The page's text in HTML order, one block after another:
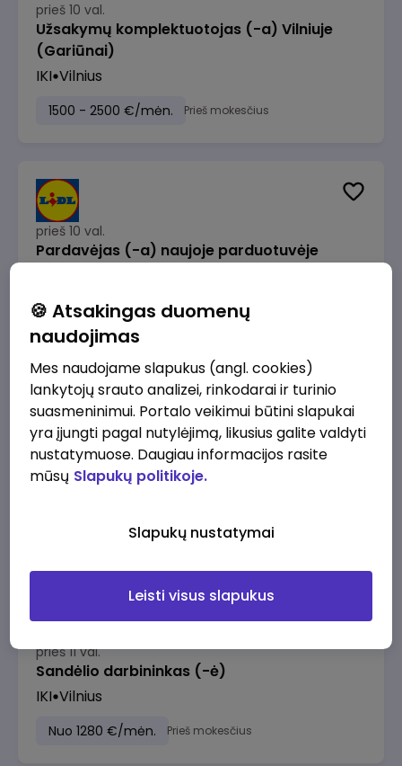
prieš 10 val.
Užsakymų komplektuotojas (-a) Vilniuje
(Gariūnai)
IKI Vilnius
1500 - 2500 €/mėn. Prieš mokesčius
prieš 10 val.
Pardavėjas (-a) naujoje parduotuvėje
1715 - 2170 €/mėn.
prieš 10 val.
Darbo užmokesčio buhalteris(ė)
3000 - 3650 €/mėn. Prieš mokesčius
prieš 11 val.
Sandėlio darbininkas (-ė)
IKI Vilnius
Nuo 1280 €/mėn. Prieš mokesčius
🍪 Atsakingas duomenų
naudojimas
Mes naudojame slapukus (angl. cookies)
lankytojų srauto analizei, rinkodarai ir turinio
suasmeninimui. Portalo veikimui būtini slapukai
yra įjungti pagal nutylėjimą, likusius galite valdyti
nustatymuose. Daugiau informacijos rasite
mūsų Slapukų politikoje.
Slapukų nustatymai
Leisti visus slapukus